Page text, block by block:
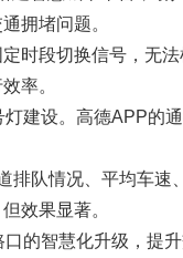
拥堵问题。
时段切换信号，无
率。
建设。高德APP的
队情况、平均车速
效果显著。
的智慧化升级，提